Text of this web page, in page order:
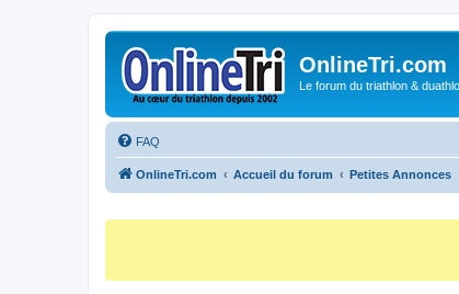
OnlineTri.com
Le forum du triathlon &
FAQ
OnlineTri.com Accueil du forum Petites Annonces